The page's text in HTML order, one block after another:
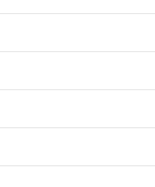
学传统理论的
<<金块报告>>
立场，而且直
因此，在他去世
给他冠上了“正统